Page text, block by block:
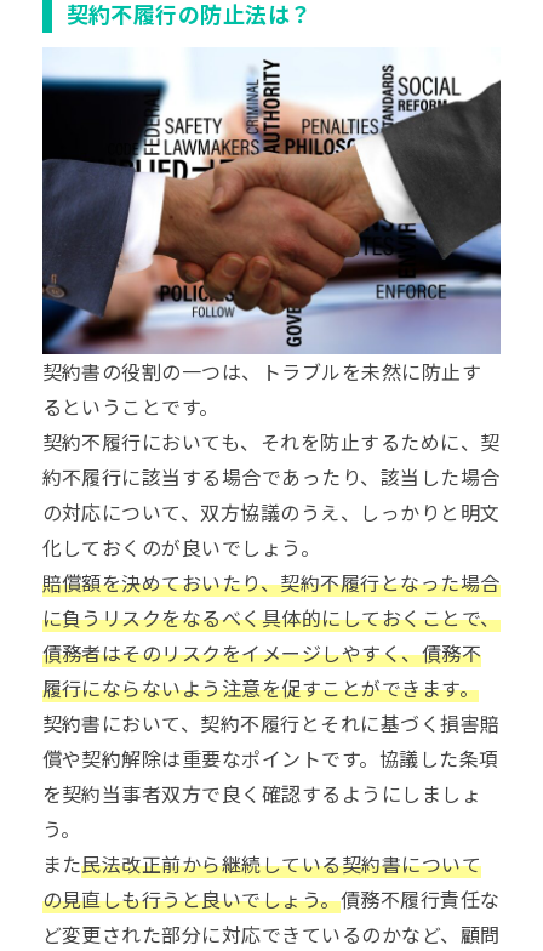
契約不履行の防止法は？
契約書の役割の一つは、トラブルを未然に防止す
るということです。
契約不履行においても、それを防止するために、契
約不履行に該当する場合であったり、該当した場合
の対応について、双方協議のうえ、しっかりと明文
化しておくのが良いでしょう。
賠償額を決めておいたり、契約不履行となった場合
に負うリスクをなるべく具体的にしておくことで、
債務者はそのリスクをイメージしやすく、債務不
履行にならないよう注意を促すことができます。
契約書において、契約不履行とそれに基づく損害賠
償や契約解除は重要なポイントです。協議した条項
を契約当事者双方で良く確認するようにしましょ
う。
また民法改正前から継続している契約書について
の見直しも行うと良いでしょう。債務不履行責任な
ど変更された部分に対応できているのかなど、顧問